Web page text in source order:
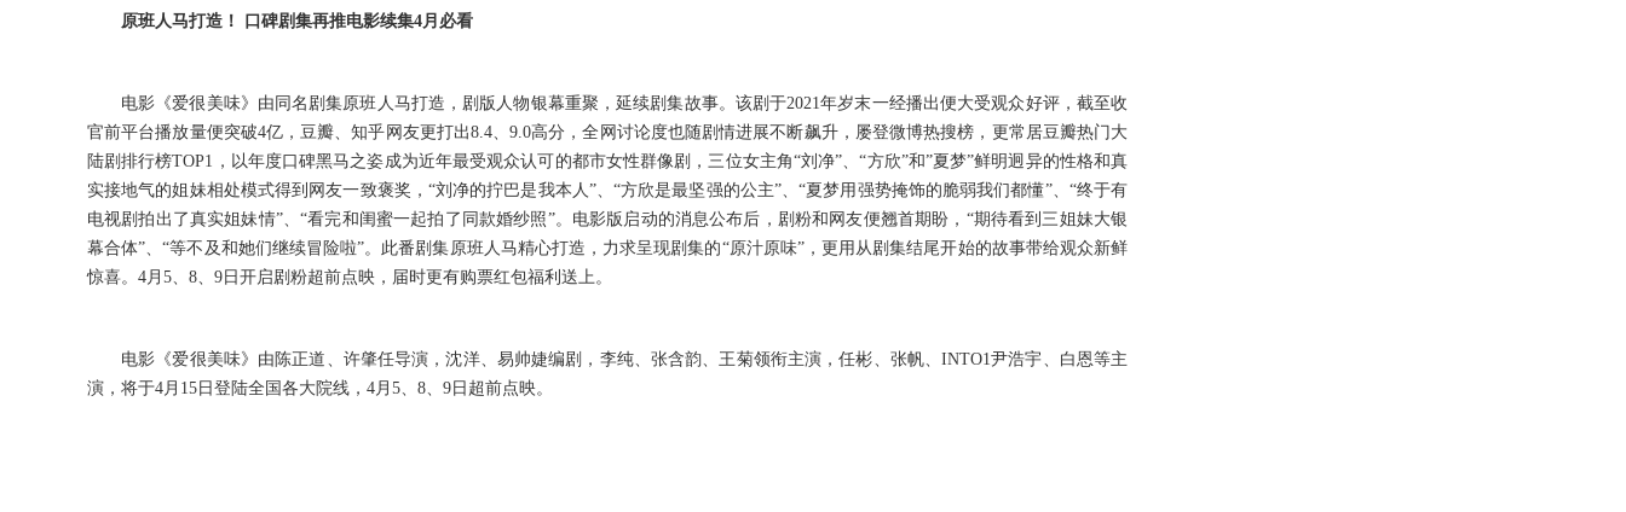
原班人马打造 ！ 口碑剧集再推电影续集4 月必看
电影 《爱很美味》 由同名剧集原班人马打造 ， 剧版人物银幕重聚 ，延续剧集故事。 该剧于2021年岁末一经播出便大受观众好评， 截至收
官前平台播放量便突破4亿 ， 豆瓣 、知乎网友更打出8. 4、9 .0高分 ，全网讨论度也随剧情进展不断飙升， 屡登微博热搜榜 ， 更常居豆瓣热门大
陆剧排行榜TOP1， 以年度口碑黑马之姿成为近年最受观众认可的都市女性群像剧 ， 三位女主角“刘净” 、“方欣”和”夏梦”鲜明迥异的性格和真
实接地气的姐妹相处模式得到网友一致褒奖 ， “刘净的拧巴是我本人”、 “方欣是最坚强的公主”、“夏梦用强势掩饰的脆弱我们都懂”、 “终于有
电视剧拍出了真实姐妹情”、“看完和闺蜜一起拍了同款婚纱照”。 电影版启动的消息公布后 ， 剧粉和网友便翘首期盼 ， “期待看到三姐妹大银
幕合体” 、“等不及和她们继续冒险啦”。 此番剧集原班人马精心打造 ， 力求呈现剧集的“原汁原味”，更用 从剧集结尾开始的故事带给观众新鲜
惊喜。 4 月 5、8、9日开启剧粉超前点映 ， 届时更有购票红包福利送上 。
电影 《爱很美味》 由陈正道 许肇任导演 ，沈洋、 易帅婕编剧 ， 李纯、 张含韵 王菊领衔主演 ，任彬 张帆、 INTO1尹浩宇
白恩等主
演 ， 将于4 月 15日登陆全国各大院线 ， 4 月 5、8、9日超前点映。